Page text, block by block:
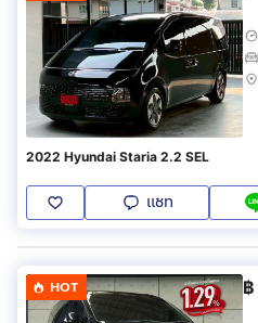
2022 Hyundai Staria 2.2 SEL
แชท
HOT ฿